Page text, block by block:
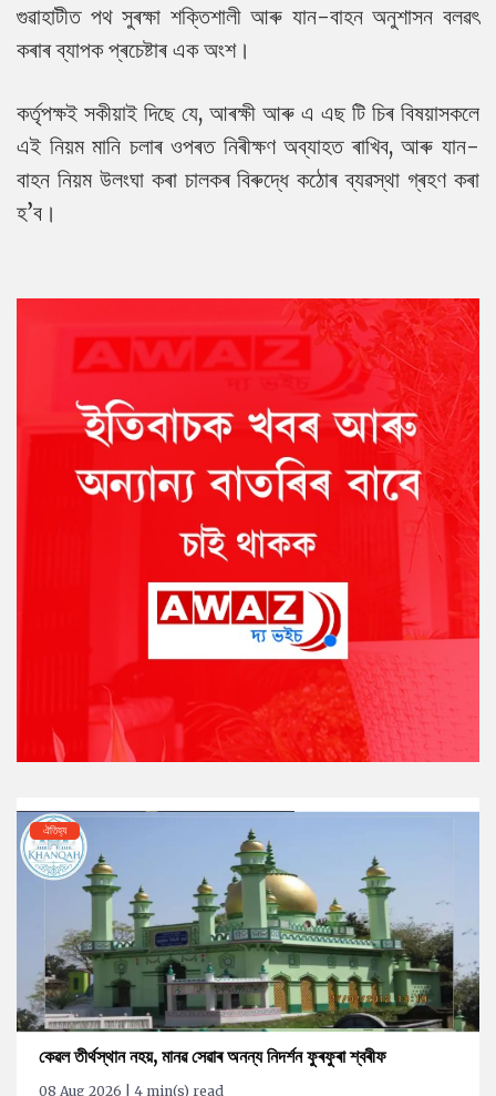
গুৱাহাটীত পথ সুৰক্ষা শক্তিশালী আৰু যান-বাহন অনুশাসন বলৱৎ
কৰাৰ ব্যাপক প্ৰচেষ্টাৰ এক অংশ।
কৰ্তৃপক্ষই সকীয়াই দিছে যে, আৰক্ষী আৰু এ এছ টি চিৰ বিষয়াসকলে
এই নিয়ম মানি চলাৰ ওপৰত নিৰীক্ষণ অব্যাহত ৰাখিব, আৰু যান-
বাহন নিয়ম উলংঘা কৰা চালকৰ বিৰুদ্ধে কঠোৰ ব্যৱস্থা গ্ৰহণ কৰা
হ’ব।
ঐতিহ্য
কেৱল তীৰ্থস্থান নহয়, মানৱ সেৱাৰ অনন্য নিদৰ্শন ফুৰফুৰা শ্বৰীফ
08 Aug 2026 | 4 min(s) read